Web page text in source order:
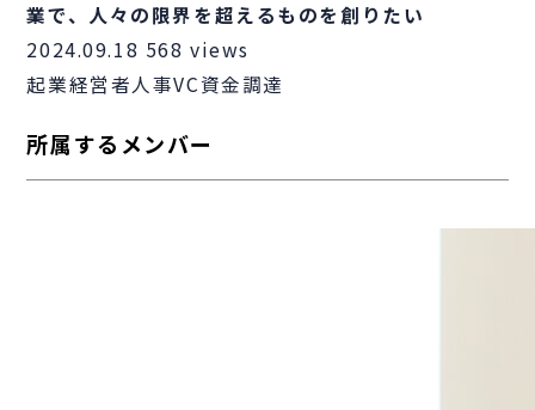
業で、人々の限界を超えるものを創りたい
2024.09.18 568 views
起業経営者人事VC資金調達
所属するメンバー